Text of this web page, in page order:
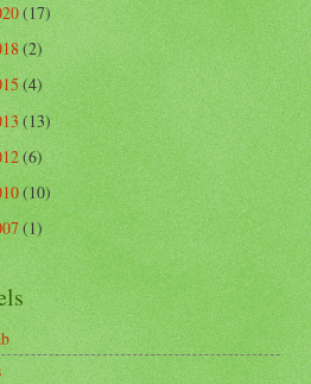
(17)
(2)
(4)
(13)
(6)
(10)
(1)